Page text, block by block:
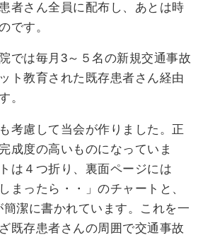
者さん全員に配布し、あとは時
です。
では毎月3～５名の新規交通事故
ト教育された既存患者さん経由
。
考慮して当会が作りました。正
成度の高いものになっていま
は４つ折り、裏面ページには
まったら・・」のチャートと、
潔に書かれています。これを一
既存患者さんの周囲で交通事故